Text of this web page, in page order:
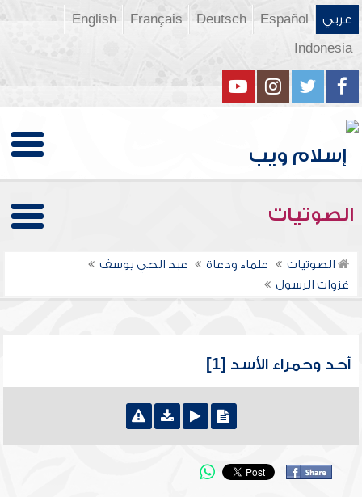
عربي Español
Deutsch
Français
English
Indonesia
الصوتيات
الصوتيات علماء ودعاة
عبد الحي يوسف
غزوات الرسول
أحد وحمراء الأسد [1]